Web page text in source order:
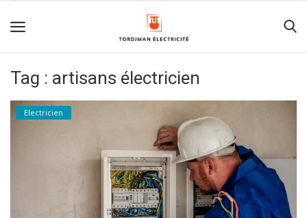
Contact
Tag : artisans électricien
Electricien